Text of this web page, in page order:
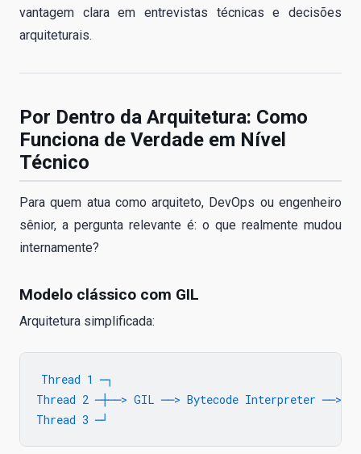
vantagem clara em entrevistas técnicas e decisões
arquiteturais.
Por Dentro da Arquitetura: Como
Funciona de Verdade em Nível
Técnico
Para quem atua como arquiteto, DevOps ou engenheiro
sênior, a pergunta relevante é: o que realmente mudou
internamente?
Modelo clássico com GIL
Arquitetura simplificada:
Thread 1 ─┐
Thread 2 ─┼──> GIL ──> Bytecode Interpreter ──>